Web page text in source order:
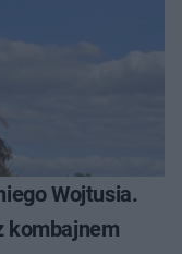
Wojtusia.
kombajnem